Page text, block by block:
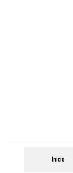
Inicio